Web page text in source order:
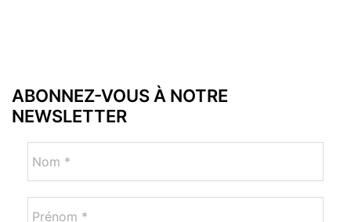
ABONNEZ-VOUS À NOTRE
NEWSLETTER